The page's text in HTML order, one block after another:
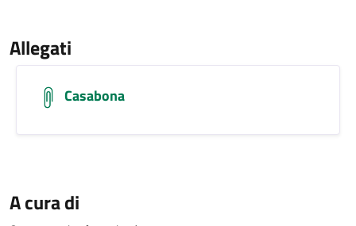
Allegati
Casabona
A cura di